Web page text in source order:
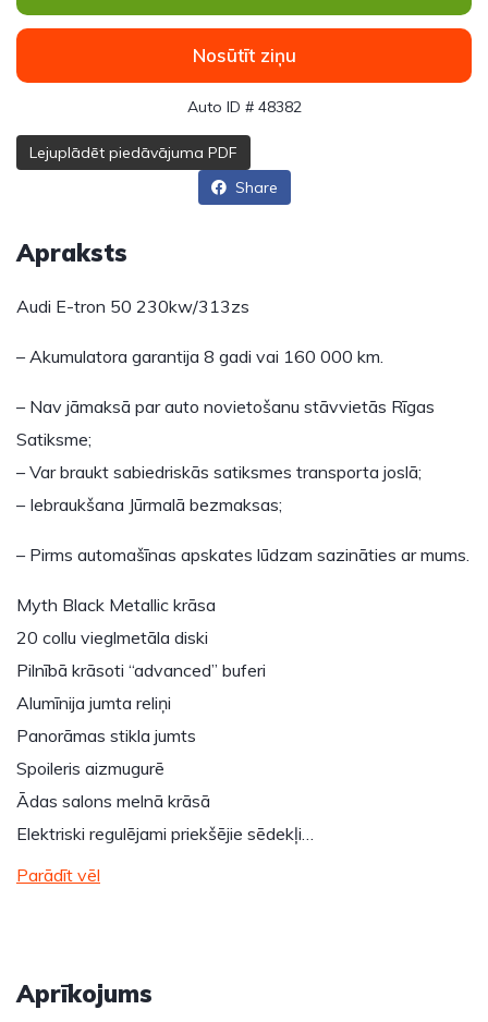
Nosūtīt ziņu
Auto ID # 48382
Lejuplādēt piedāvājuma PDF
Share
Apraksts
Audi E-tron 50 230kw/313zs
– Akumulatora garantija 8 gadi vai 160 000 km.
– Nav jāmaksā par auto novietošanu stāvvietās Rīgas
Satiksme;
– Var braukt sabiedriskās satiksmes transporta joslā;
– Iebraukšana Jūrmalā bezmaksas;
– Pirms automašīnas apskates lūdzam sazināties ar mums.
Myth Black Metallic krāsa
20 collu vieglmetāla diski
Pilnībā krāsoti “advanced” buferi
Alumīnija jumta reliņi
Panorāmas stikla jumts
Spoileris aizmugurē
Ādas salons melnā krāsā
Elektriski regulējami priekšējie sēdekļi…
Parādīt vēl
Aprīkojums